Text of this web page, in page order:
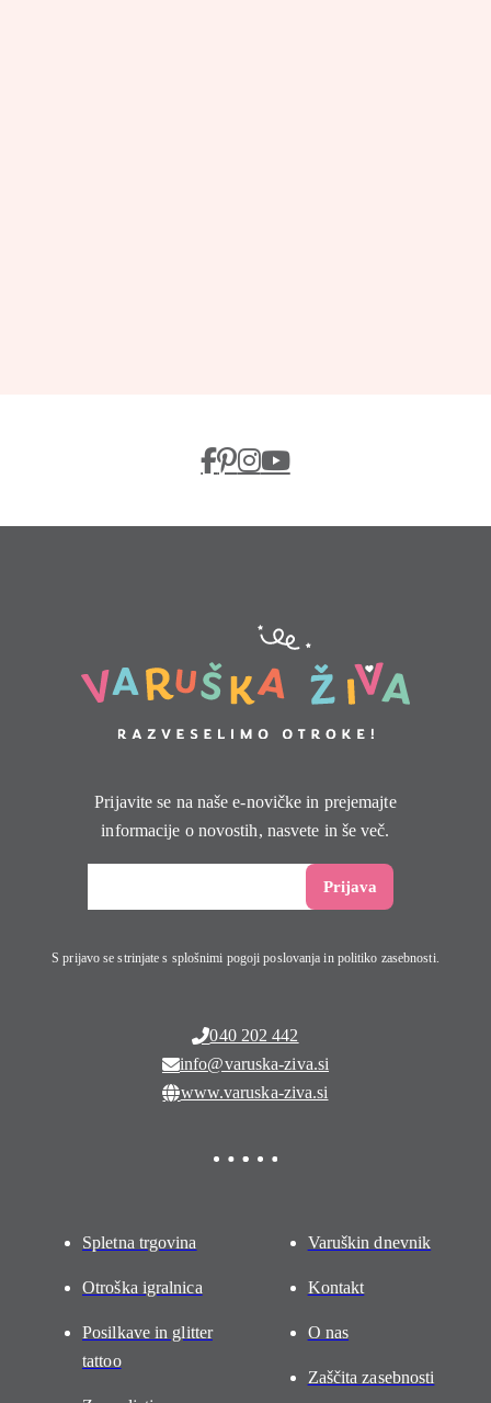
Prijavite se na naše e-novičke in prejemajte
informacije o novostih, nasvete in še več.
S prijavo se strinjate s splošnimi pogoji poslovanja in politiko zasebnosti.
040 202 442
info@varuska-ziva.si
www.varuska-ziva.si
Spletna trgovina
Otroška igralnica
Posilkave in glitter
tattoo
Varuškin dnevnik
Kontakt
O nas
Zaščita zasebnosti